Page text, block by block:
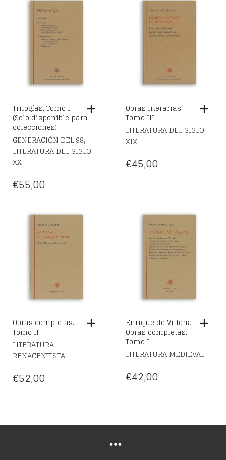
Trilogías. Tomo I
(Solo disponible para
colecciones)
GENERACIÓN DEL 98,
LITERATURA DEL SIGLO
XX
€55,00
Obras literarias.
Tomo III
LITERATURA DEL SIGLO
XIX
€45,00
Obras completas.
Tomo II
LITERATURA
RENACENTISTA
€52,00
Enrique de Villena.
Obras completas.
Tomo I
LITERATURA MEDIEVAL
€42,00